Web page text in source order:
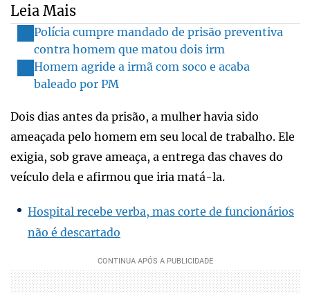
Leia Mais
Polícia cumpre mandado de prisão preventiva
contra homem que matou dois irm
Homem agride a irmã com soco e acaba
baleado por PM
Dois dias antes da prisão, a mulher havia sido
ameaçada pelo homem em seu local de trabalho. Ele
exigia, sob grave ameaça, a entrega das chaves do
veículo dela e afirmou que iria matá-la.
Hospital recebe verba, mas corte de funcionários
não é descartado